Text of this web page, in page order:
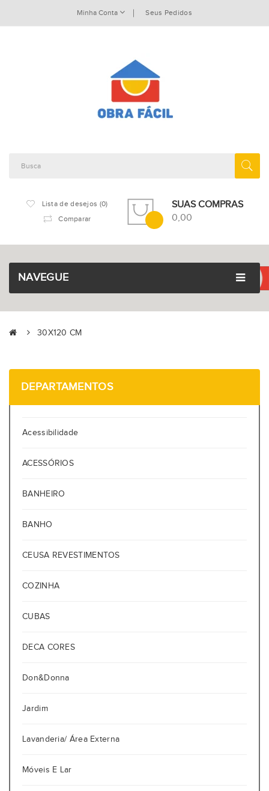
Minha Conta Seus Pedidos
Lista de desejos (0)
Comparar
SUAS COMPRAS
0,00
NAVEGUE
30X120 CM
DEPARTAMENTOS
Acessibilidade
ACESSÓRIOS
BANHEIRO
BANHO
CEUSA REVESTIMENTOS
COZINHA
CUBAS
DECA CORES
Don&Donna
Jardim
Lavanderia/ Área Externa
Móveis E Lar